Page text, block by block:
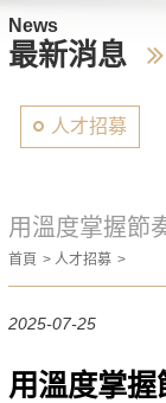
News
最新消息
人才招募
用溫度掌握節
首頁 人才招募
2025-07-25
用溫度掌